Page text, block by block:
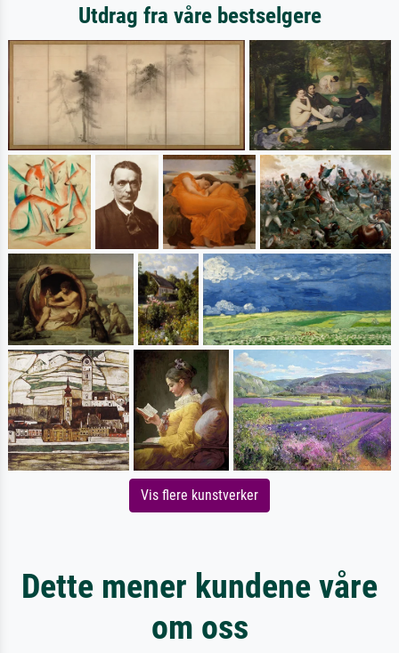
Utdrag fra våre bestselgere
Vis flere kunstverker
Dette mener kundene våre
om oss